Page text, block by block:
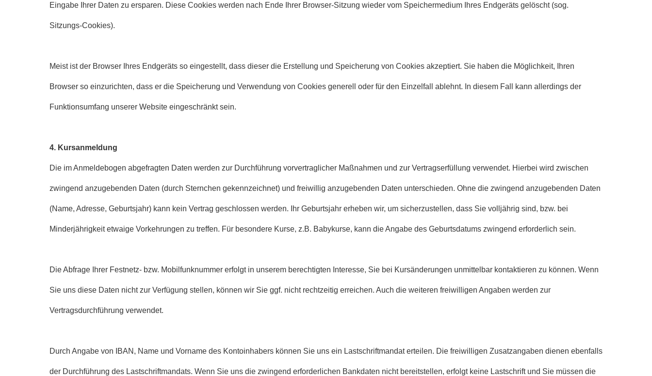
Eingabe Ihrer Daten zu ersparen. Diese Cookies werden nach Ende Ihrer Browser-Sitzung wieder vom Speichermedium Ihres Endgeräts gelöscht (sog.
Sitzungs-Cookies).
Meist ist der Browser Ihres Endgeräts so eingestellt, dass dieser die Erstellung und Speicherung von Cookies akzeptiert. Sie haben die Möglichkeit, Ihren
Browser so einzurichten, dass er die Speicherung und Verwendung von Cookies generell oder für den Einzelfall ablehnt. In diesem Fall kann allerdings der
Funktionsumfang unserer Website eingeschränkt sein.
4. Kursanmeldung
Die im Anmeldebogen abgefragten Daten werden zur Durchführung vorvertraglicher Maßnahmen und zur Vertragserfüllung verwendet. Hierbei wird zwischen
zwingend anzugebenden Daten (durch Sternchen gekennzeichnet) und freiwillig anzugebenden Daten unterschieden. Ohne die zwingend anzugebenden Daten
(Name, Adresse, Geburtsjahr) kann kein Vertrag geschlossen werden. Ihr Geburtsjahr erheben wir, um sicherzustellen, dass Sie volljährig sind, bzw. bei
Minderjährigkeit etwaige Vorkehrungen zu treffen. Für besondere Kurse, z.B. Babykurse, kann die Angabe des Geburtsdatums zwingend erforderlich sein.
Die Abfrage Ihrer Festnetz- bzw. Mobilfunknummer erfolgt in unserem berechtigten Interesse, Sie bei Kursänderungen unmittelbar kontaktieren zu können. Wenn
Sie uns diese Daten nicht zur Verfügung stellen, können wir Sie ggf. nicht rechtzeitig erreichen. Auch die weiteren freiwilligen Angaben werden zur
Vertragsdurchführung verwendet.
Durch Angabe von IBAN, Name und Vorname des Kontoinhabers können Sie uns ein Lastschriftmandat erteilen. Die freiwilligen Zusatzangaben dienen ebenfalls
der Durchführung des Lastschriftmandats. Wenn Sie uns die zwingend erforderlichen Bankdaten nicht bereitstellen, erfolgt keine Lastschrift und Sie müssen die